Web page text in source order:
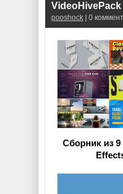
pooshock | 0
Сборник из